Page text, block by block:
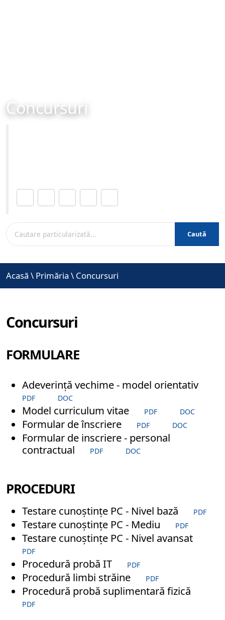
Concursuri
Caută
Acasă \ Primăria \ Concursuri
Concursuri
FORMULARE
Adeverință vechime - model orientativ
PDF DOC
Model curriculum vitae PDF DOC
Formular de înscriere PDF DOC
Formular de inscriere - personal
contractual
PDF DOC
PROCEDURI
Testare cunoștințe PC - Nivel bază PDF
Testare cunoștințe PC - Mediu PDF
Testare cunoștințe PC - Nivel avansat
PDF
Procedură probă IT PDF
Procedură limbi străine PDF
Procedură probă suplimentară fizică
PDF